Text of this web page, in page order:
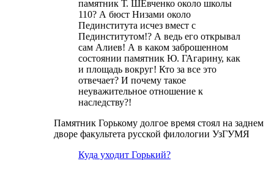
памятник Т. ШЕвченко около школы
110? А бюст Низами около
Пединститута исчез вмест с
Пединститутом!? А ведь его открывал
сам Алиев! А в каком заброшенном
состоянии памятник Ю. ГАгарину, как
и площадь вокруг! Кто за все это
отвечает? И почему такое
неуважительное отношение к
наследству?!
Памятник Горькому долгое время стоял на заднем
дворе факультета русской филологии УзГУМЯ
Куда уходит Горький?